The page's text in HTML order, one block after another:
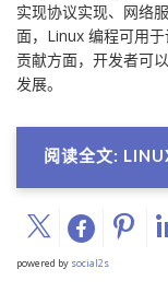
实现协议实现、网络
面，Linux 编程可用
贡献方面，开发者可
发展。
阅读全文:
powered by social2s